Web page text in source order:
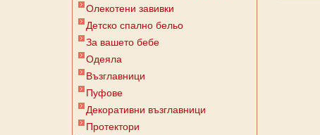
Олекотени завивки
Детско спално бельо
За вашето бебе
Одеяла
Възглавници
Пуфове
Декоративни възглавници
Протектори